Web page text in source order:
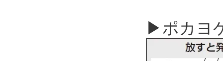
▶ポカヨ